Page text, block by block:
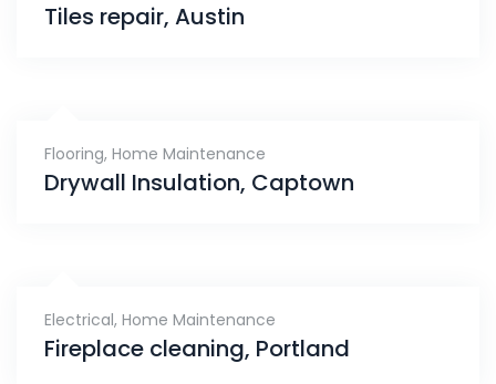
Tiles repair, Austin
Flooring, Home Maintenance
Drywall Insulation, Captown
Electrical, Home Maintenance
Fireplace cleaning, Portland